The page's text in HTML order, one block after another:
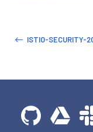
ISTIO-SECURITY-